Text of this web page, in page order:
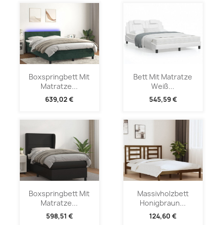
Boxspringbett Mit
Matratze...
639,02 €
Bett Mit Matratze
Weiß...
545,59 €
Boxspringbett Mit
Matratze...
598,51 €
Massivholzbett
Honigbraun...
124,60 €